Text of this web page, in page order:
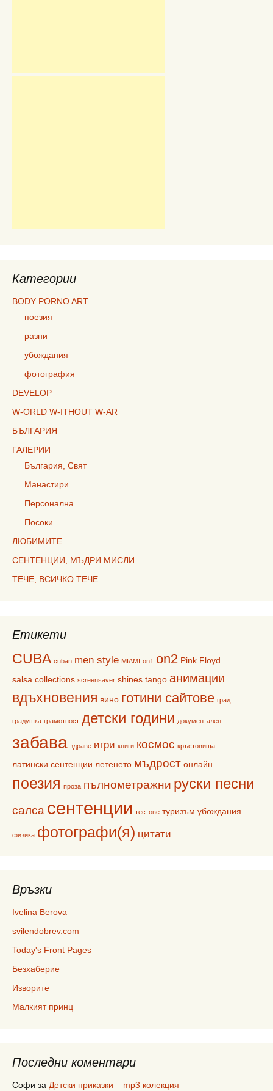
Категории
BODY PORNO ART
поезия
разни
убождания
фотография
DEVELOP
W-ORLD W-ITHOUT W-AR
БЪЛГАРИЯ
ГАЛЕРИИ
България, Свят
Манастири
Персонална
Посоки
ЛЮБИМИТЕ
СЕНТЕНЦИИ, МЪДРИ МИСЛИ
ТЕЧЕ, ВСИЧКО ТЕЧЕ…
Етикети
CUBA cuban men style MIAMI on1 on2 Pink Floyd
salsa collections screensaver shines tango анимации
вдъхновения вино готини сайтове град
градушка грамотност детски години документален
забава здраве игри книги космос кръстовища
латински сентенции летенето мъдрост онлайн
поезия проза пълнометражни руски песни
салса сентенции тестове туризъм убождания
физика фотографи(я) цитати
Връзки
Ivelina Berova
svilendobrev.com
Today's Front Pages
Безхаберие
Изворите
Малкият принц
Последни коментари
Софи за Детски приказки – mp3 колекция